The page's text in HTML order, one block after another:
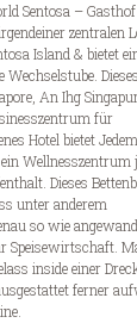
Sentosa –
zentralen
Island & bietet
Wechselstube. Dieses
An Ihg
für
Hotel bietet
Wellnesszentrum
Dieses
unter anderem
so wie
Speisewirtschaft.
inside einer
ferner